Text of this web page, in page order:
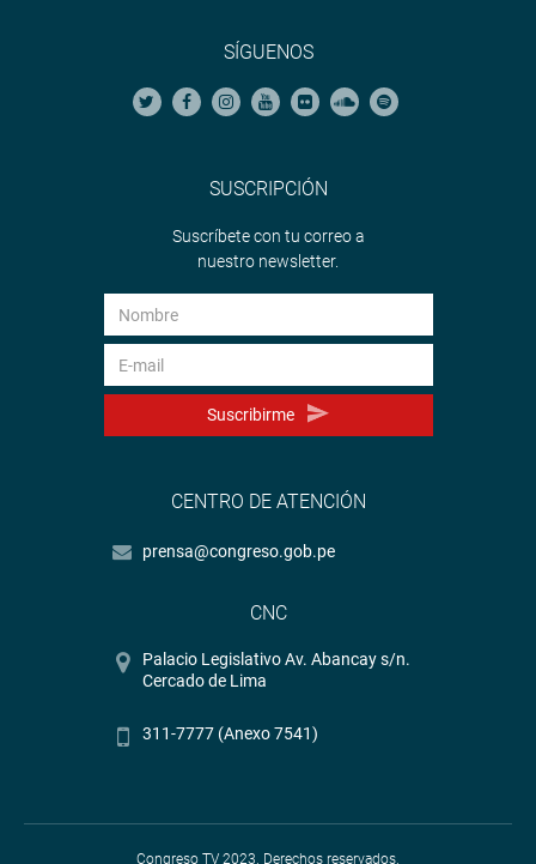
SÍGUENOS
SUSCRIPCIÓN
Suscríbete con tu correo a
nuestro newsletter.
Suscribirme
CENTRO DE ATENCIÓN
prensa@congreso.gob.pe
CNC
Palacio Legislativo Av. Abancay s/n.
Cercado de Lima
311-7777 (Anexo 7541)
Congreso TV 2023. Derechos reservados.